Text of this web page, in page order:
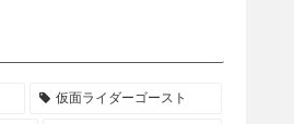
仮面ライダーゴースト